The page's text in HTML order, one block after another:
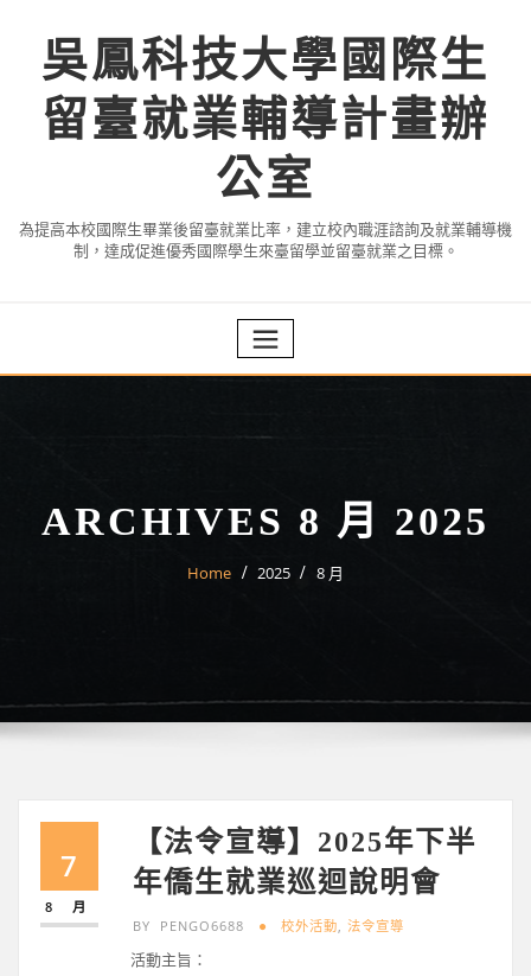
content吳鳳科技大學國際生
留臺就業輔導計畫辦
公室
為提高本校國際生畢業後留臺就業比率，建立校內職涯諮詢及就業輔導機
制，達成促進優秀國際學生來臺留學並留臺就業之目標。
ARCHIVES 8 月 2025
Home 2025 8 月
7
8 月
【法令宣導】2025年下半
年僑生就業巡迴說明會
BY PENGO6688 校外活動, 法令宣導
活動主旨：